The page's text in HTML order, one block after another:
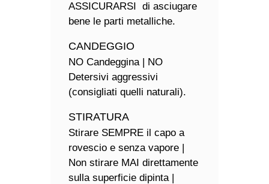
ASSICURARSI di asciugare
bene le parti metalliche.
CANDEGGIO
NO Candeggina | NO
Detersivi aggressivi
(consigliati quelli naturali).
STIRATURA
Stirare SEMPRE il capo a
rovescio e senza vapore |
Non stirare MAI direttamente
sulla superficie dipinta |